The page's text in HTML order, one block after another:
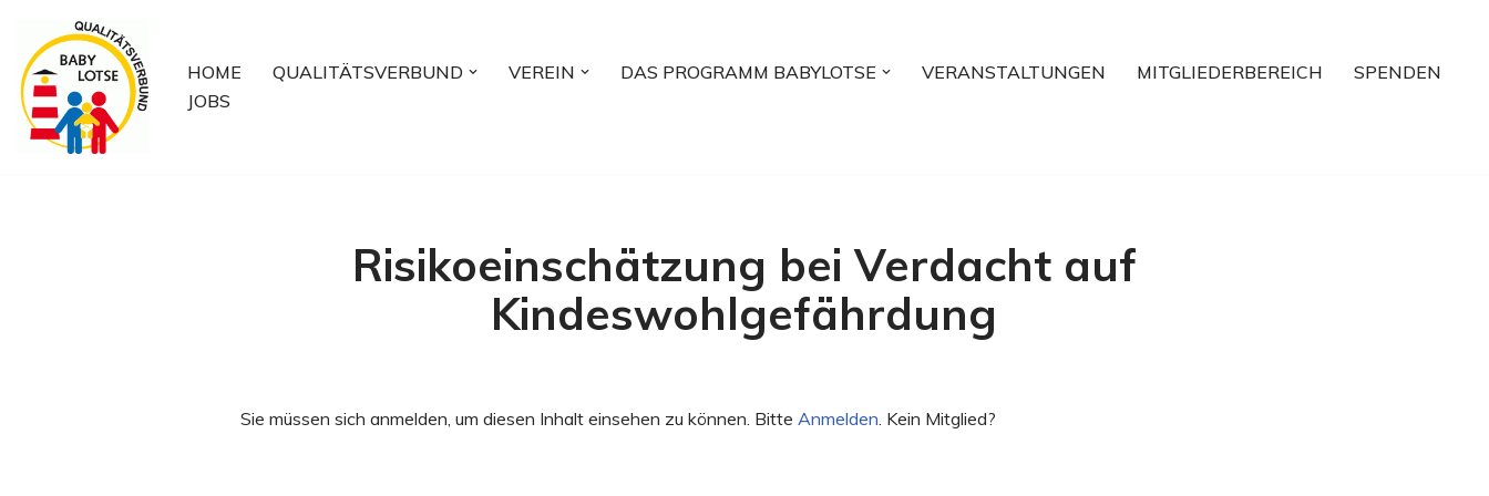
Zum
Inhalt
springen
HOME QUALITÄTSVERBUND VEREIN DAS PROGRAMM BABYLOTSE VERANSTALTUNGEN MITGLIEDERBEREICH
SPENDEN
JOBS
Risikoeinschätzung bei Verdacht auf
Kindeswohlgefährdung
Sie müssen sich anmelden, um diesen Inhalt einsehen zu können. Bitte Anmelden . Kein Mitglied?